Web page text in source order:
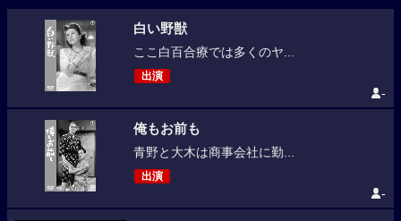
白い野獣
ここ白百合療では多くのヤ...
出演
-
俺もお前も
青野と大木は商事会社に勤...
出演
-